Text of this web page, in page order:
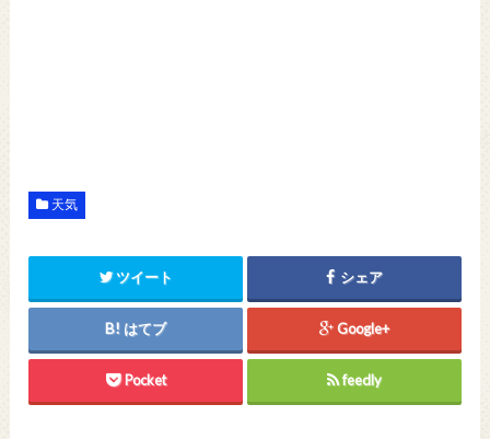
天気
ツイート シェア
はてブ Google+
Pocket feedly